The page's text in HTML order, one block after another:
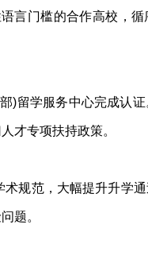
言门槛的合作高校，
)留学服务中心完成认
才专项扶持政策。
规范，大幅提升升学
题。